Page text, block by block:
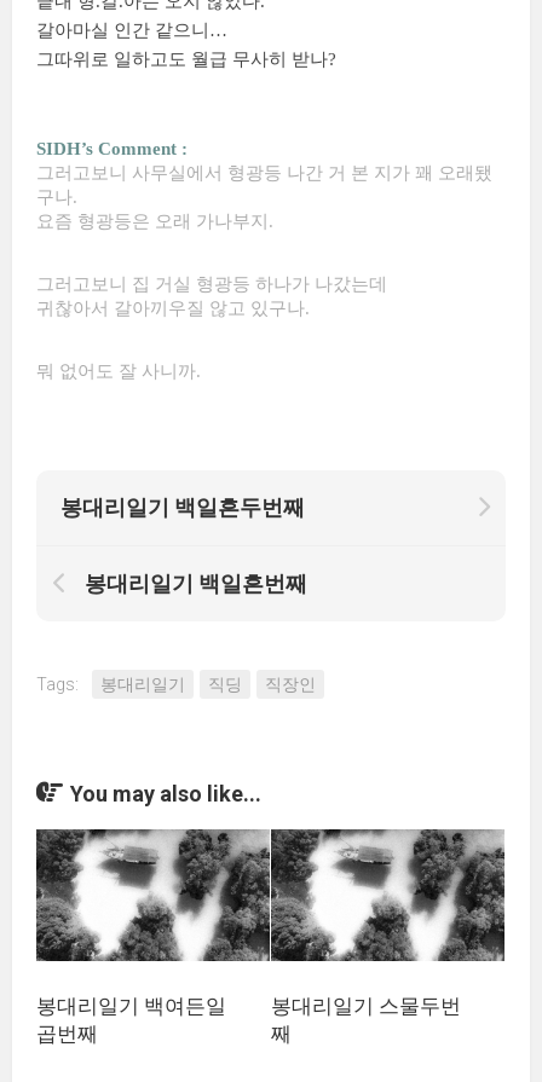
갈아마실 인간 같으니…
그따위로 일하고도 월급 무사히 받나?
SIDH’s Comment :
그러고보니 사무실에서 형광등 나간 거 본 지가 꽤 오래됐
구나.
요즘 형광등은 오래 가나부지.
그러고보니 집 거실 형광등 하나가 나갔는데
귀찮아서 갈아끼우질 않고 있구나.
뭐 없어도 잘 사니까.
봉대리일기 백일흔두번째
봉대리일기 백일흔번째
Tags: 봉대리일기 직딩 직장인
You may also like...
봉대리일기 백여든일
곱번째
봉대리일기 스물두번
째